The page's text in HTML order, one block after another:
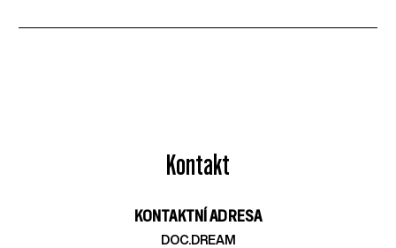
Kontakt
KONTAKTNÍ ADRESA
DOC.DREAM​